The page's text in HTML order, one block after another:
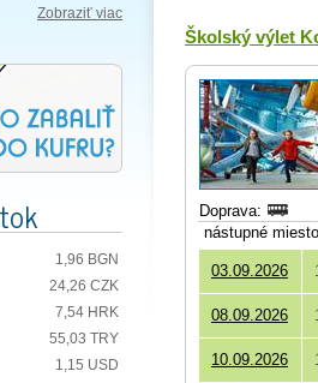
Školský výlet
Doprava:
nástupné
03.09.2026
08.09.2026
10.09.2026
Zobraziť viac
1,96 BGN
24,26 CZK
7,54 HRK
55,03 TRY
1,15 USD